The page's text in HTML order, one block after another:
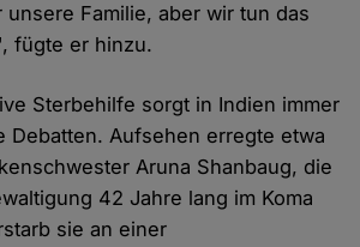
Familie, aber wir tun das
fügte er hinzu.
Sterbehilfe sorgt in Indien immer
Debatten. Aufsehen erregte etwa
Aruna Shanbaug, die
42 Jahre lang im Koma
sie an einer